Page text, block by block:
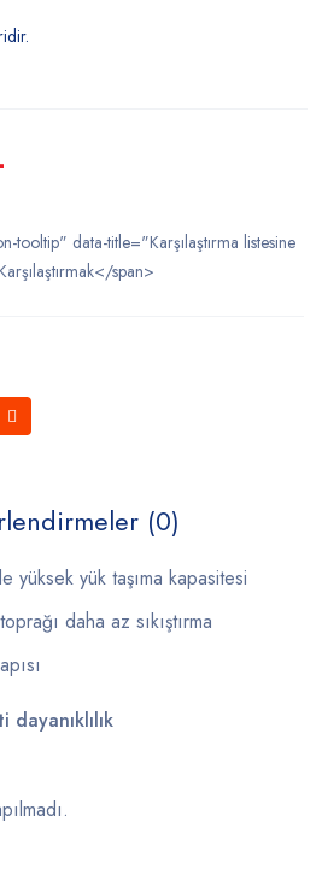
tooltip" data-title="Karşılaştırma listesine
span>
(0)
yüksek yük taşıma kapasitesi
daha az sıkıştırma
dayanıklılık